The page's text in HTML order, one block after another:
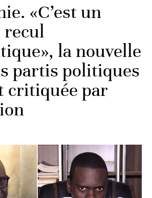
«C’est un
recul
la nouvelle
partis politiques
critiquée par